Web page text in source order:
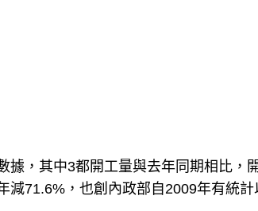
據，其中3都開工量與去年同期相比，
減71.6%，也創內政部自2009年有統計